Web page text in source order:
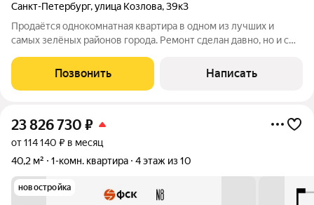
Санкт-Петербург,улица Козлова,39к3
Продаётся однокомнатная квартира в одном из лучших и
самых зелёных районов города. Ремонт сделан давно, но и с
переделать интерьер под себя. Место очень уютное,
спокойное и безопасное. Дом
Позвонить Написать
23 826 730 ₽
от 114 140 ₽ в месяц
40,2 м²
1-комн. квартира 4 этаж из 10
новостройка